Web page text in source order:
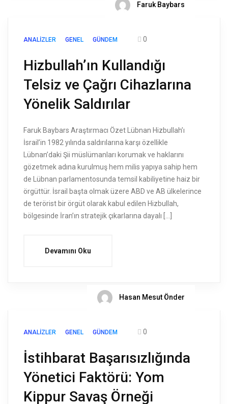
Faruk Baybars
ANALIZLER GENEL GÜNDEM 0
Hizbullah’ın Kullandığı
Telsiz ve Çağrı Cihazlarına
Yönelik Saldırılar
Faruk Baybars Araştırmacı Özet Lübnan Hizbullah’ı
İsrail’in 1982 yılında saldırılarına karşı özellikle
Lübnan’daki Şii müslümanları korumak ve haklarını
gözetmek adına kurulmuş hem milis yapıya sahip hem
de Lübnan parlamentosunda temsil kabiliyetine haiz bir
örgüttür. İsrail başta olmak üzere ABD ve AB ülkelerince
de terörist bir örgüt olarak kabul edilen Hizbullah,
bölgesinde İran’ın stratejik çıkarlarına dayalı […]
Devamını Oku
Hasan Mesut Önder
ANALIZLER GENEL GÜNDEM 0
İstihbarat Başarısızlığında
Yönetici Faktörü: Yom
Kippur Savaş Örneği